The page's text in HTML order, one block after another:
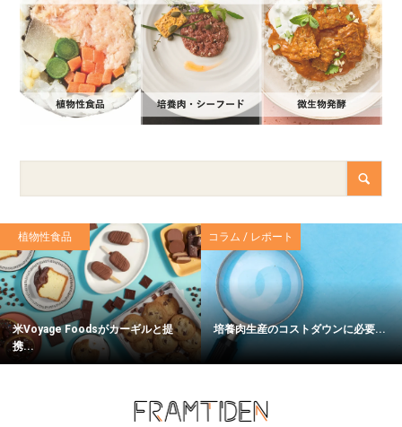
植物性食品
米Voyage Foodsがカーギルと提
携...
コラム / レポート
培養肉生産のコストダウンに必要...